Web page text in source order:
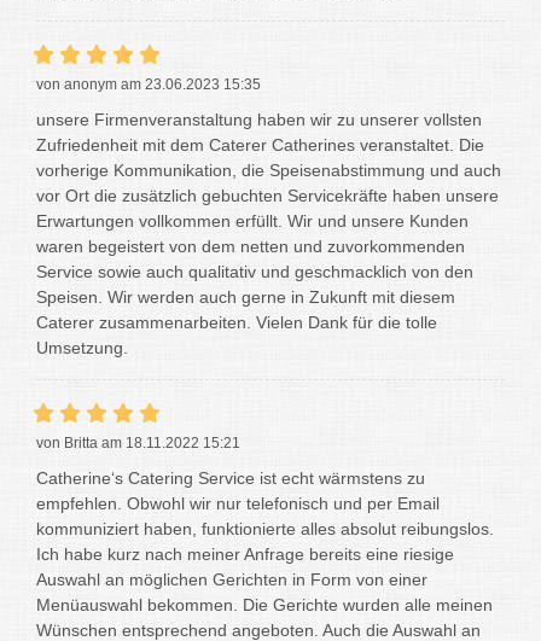
von anonym am 23.06.2023 15:35
unsere Firmenveranstaltung haben wir zu unserer vollsten
Zufriedenheit mit dem Caterer Catherines veranstaltet. Die
vorherige Kommunikation, die Speisenabstimmung und auch
vor Ort die zusätzlich gebuchten Servicekräfte haben unsere
Erwartungen vollkommen erfüllt. Wir und unsere Kunden
waren begeistert von dem netten und zuvorkommenden
Service sowie auch qualitativ und geschmacklich von den
Speisen. Wir werden auch gerne in Zukunft mit diesem
Caterer zusammenarbeiten. Vielen Dank für die tolle
Umsetzung.
von Britta am 18.11.2022 15:21
Catherine‘s Catering Service ist echt wärmstens zu
empfehlen. Obwohl wir nur telefonisch und per Email
kommuniziert haben, funktionierte alles absolut reibungslos.
Ich habe kurz nach meiner Anfrage bereits eine riesige
Auswahl an möglichen Gerichten in Form von einer
Menüauswahl bekommen. Die Gerichte wurden alle meinen
Wünschen entsprechend angeboten. Auch die Auswahl an